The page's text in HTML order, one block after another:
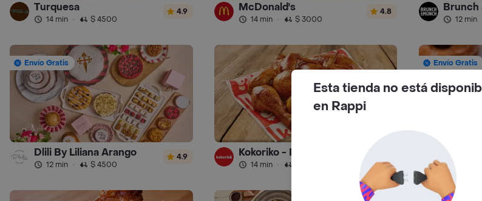
Turquesa
14 min · $ 4500
4.9 McDonald's
14 min · $ 3000
4.8 Brunch
12 min
Envío Gratis
Dlili By Liliana Arango
12 min · $ 4500
4.9 Kokoriko - Pollo
14 min ·
Envío Gratis
Café
Esta tienda no está
en Rappi